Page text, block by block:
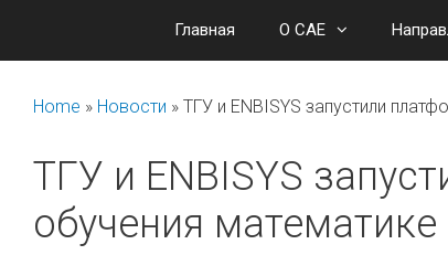
содержимому
Главная О САЕ
Home » Новости » ТГУ и ENBISYS запустили
ТГУ и ENBISYS
обучения математике